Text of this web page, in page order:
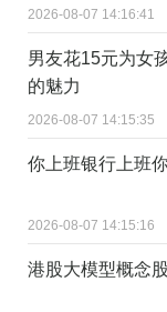
2026-08-07 14:16:41
男友花15元为女
的魅力
2026-08-07 14:15:35
你上班银行上班
2026-08-07 14:15:16
港股大模型概念